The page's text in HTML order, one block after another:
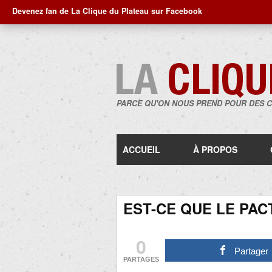
Devenez fan de La Clique du Plateau sur Facebook
PARCE QU'ON NOUS PREND POUR DES
ACCUEIL À PROPOS
EST-CE QUE LE
0
PARTAGES
Partager